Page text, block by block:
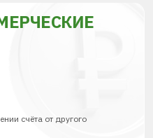
счёта от другого